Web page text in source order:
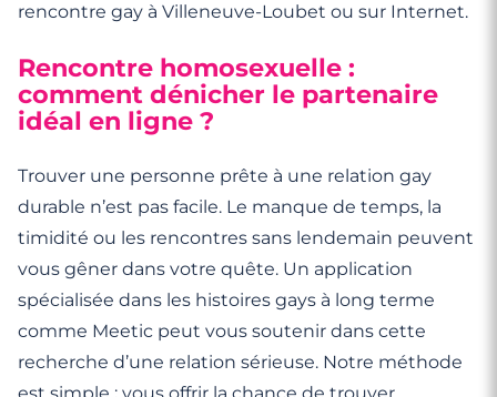
rencontre gay à Villeneuve-Loubet ou sur Internet.
Rencontre homosexuelle :
comment dénicher le partenaire
idéal en ligne ?
Trouver une personne prête à une relation gay
durable n’est pas facile. Le manque de temps, la
timidité ou les rencontres sans lendemain peuvent
vous gêner dans votre quête. Un application
spécialisée dans les histoires gays à long terme
comme Meetic peut vous soutenir dans cette
recherche d’une relation sérieuse. Notre méthode